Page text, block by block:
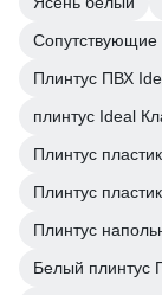
Сопутствующие
Плинтус ПВХ
плинтус Ideal
Плинтус
Плинтус
Плинтус
Белый плинтус